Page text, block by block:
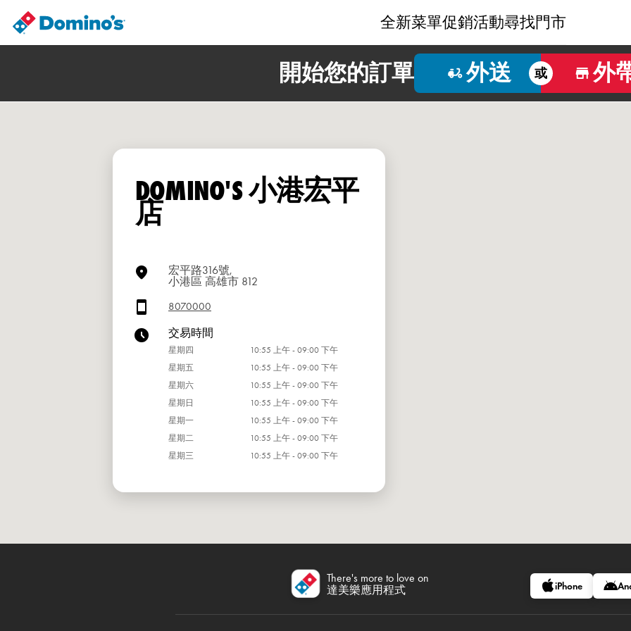
全新菜單促銷活動尋找門市
開始您的訂單 外送 或 外
DOMINO'S 小港宏平
店
宏平路316號,
小港區 高雄市 812
8070000
交易時間
星期四
10:55 上午 - 09:00 下午
星期五
10:55 上午 - 09:00 下午
星期六
10:55 上午 - 09:00 下午
星期日
10:55 上午 - 09:00 下午
星期一
10:55 上午 - 09:00 下午
星期二
10:55 上午 - 09:00 下午
星期三
10:55 上午 - 09:00 下午
There's more to love on
達美樂應用程式
iPhone